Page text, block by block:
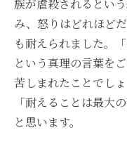
族が虐殺されるとい
み、怒りはどれほど
も耐えられました。
という真理の言葉を
苦しまれたことでし
「耐えることは最大
と思います。